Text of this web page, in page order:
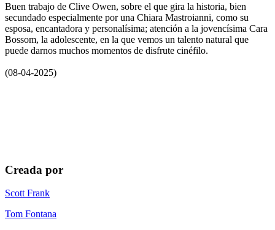
Buen trabajo de Clive Owen, sobre el que gira la historia, bien
secundado especialmente por una Chiara Mastroianni, como su
esposa, encantadora y personalísima; atención a la jovencísima Cara
Bossom, la adolescente, en la que vemos un talento natural que
puede darnos muchos momentos de disfrute cinéfilo.
(08-04-2025)
Creada por
Scott Frank
Tom Fontana